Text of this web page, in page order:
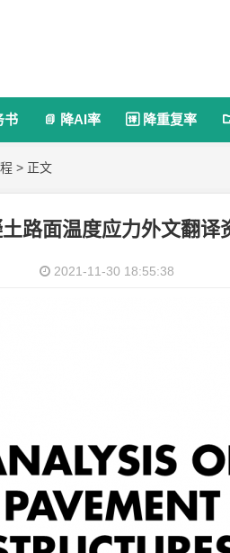
书  降AI率  降重复率
> 正文
路面温度应力外文翻译
2021-11-30 18:55:38